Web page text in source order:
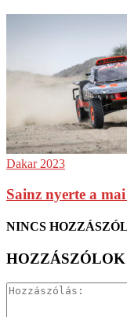
Dakar 2023
Sainz nyerte a
NINCS